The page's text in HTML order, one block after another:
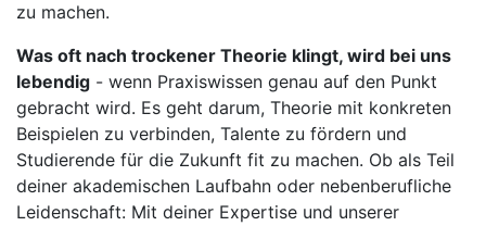
zu machen.
Was oft nach trockener Theorie klingt, wird bei uns
lebendig - wenn Praxiswissen genau auf den Punkt
gebracht wird. Es geht darum, Theorie mit konkreten
Beispielen zu verbinden, Talente zu fördern und
Studierende für die Zukunft fit zu machen. Ob als Teil
deiner akademischen Laufbahn oder nebenberufliche
Leidenschaft: Mit deiner Expertise und unserer